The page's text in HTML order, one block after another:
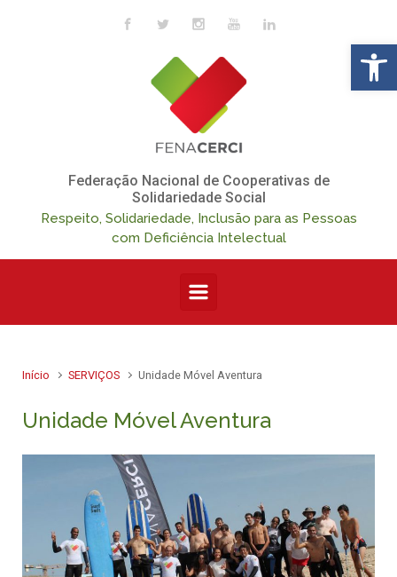
Federação Nacional de Cooperativas de
Solidariedade Social
Respeito, Solidariedade, Inclusão para as Pessoas
com Deficiência Intelectual
Início SERVIÇOS Unidade Móvel Aventura
Unidade Móvel Aventura